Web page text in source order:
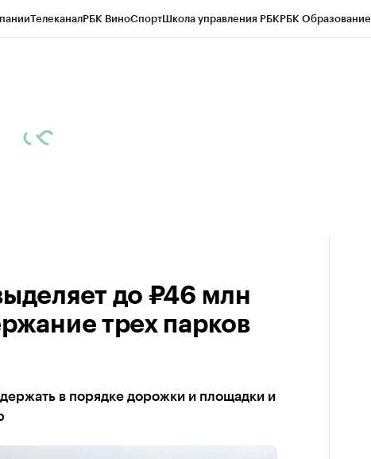
ТелеканалРБК ВиноСпортШкола управления РБКРБК Образование
до ₽46 млн
трех парков
в порядке дорожки и площадки и